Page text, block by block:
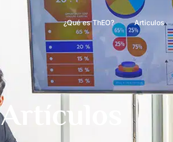
¿Qué es ThEO? Articulos
Artículos